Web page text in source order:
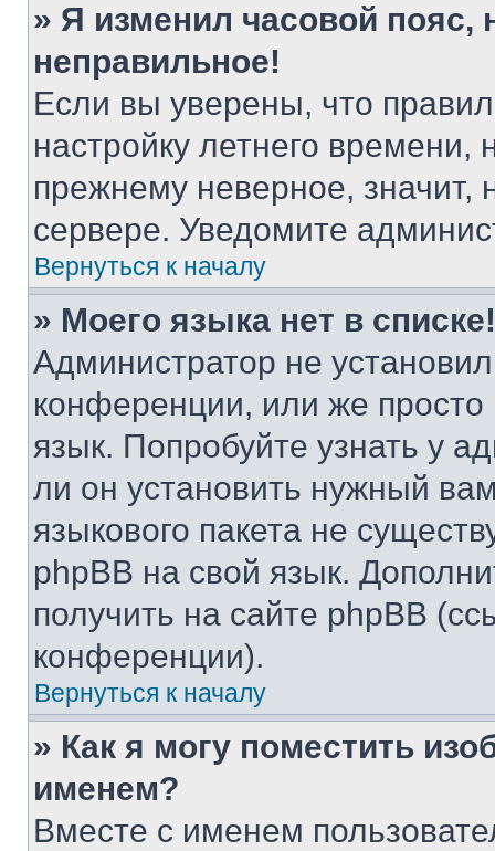
» Я изменил часовой пояс,
неправильное!
Если вы уверены, что
настройку летнего
прежнему неверное, значит,
сервере. Уведомите
Вернуться к началу
» Моего языка нет в списке!
Администратор не
конференции, или же
язык. Попробуйте узнать у
ли он установить нужный
языкового пакета не
phpBB на свой язык.
получить на сайте phpBB
конференции).
Вернуться к началу
» Как я могу поместить
именем?
Вместе с именем